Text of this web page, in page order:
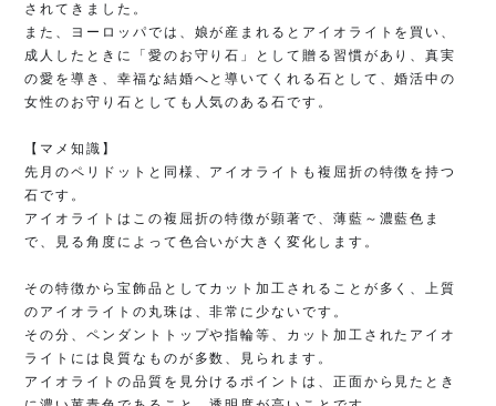
されてきました。
また、ヨーロッパでは、娘が産まれるとアイオライトを買い、
成人したときに「愛のお守り石」として贈る習慣があり、真実
の愛を導き、幸福な結婚へと導いてくれる石として、婚活中の
女性のお守り石としても人気のある石です。
【マメ知識】
先月のペリドットと同様、アイオライトも複屈折の特徴を持つ
石です。
アイオライトはこの複屈折の特徴が顕著で、薄藍～濃藍色ま
で、見る角度によって色合いが大きく変化します。
その特徴から宝飾品としてカット加工されることが多く、上質
のアイオライトの丸珠は、非常に少ないです。
その分、ペンダントトップや指輪等、カット加工されたアイオ
ライトには良質なものが多数、見られます。
アイオライトの品質を見分けるポイントは、正面から見たとき